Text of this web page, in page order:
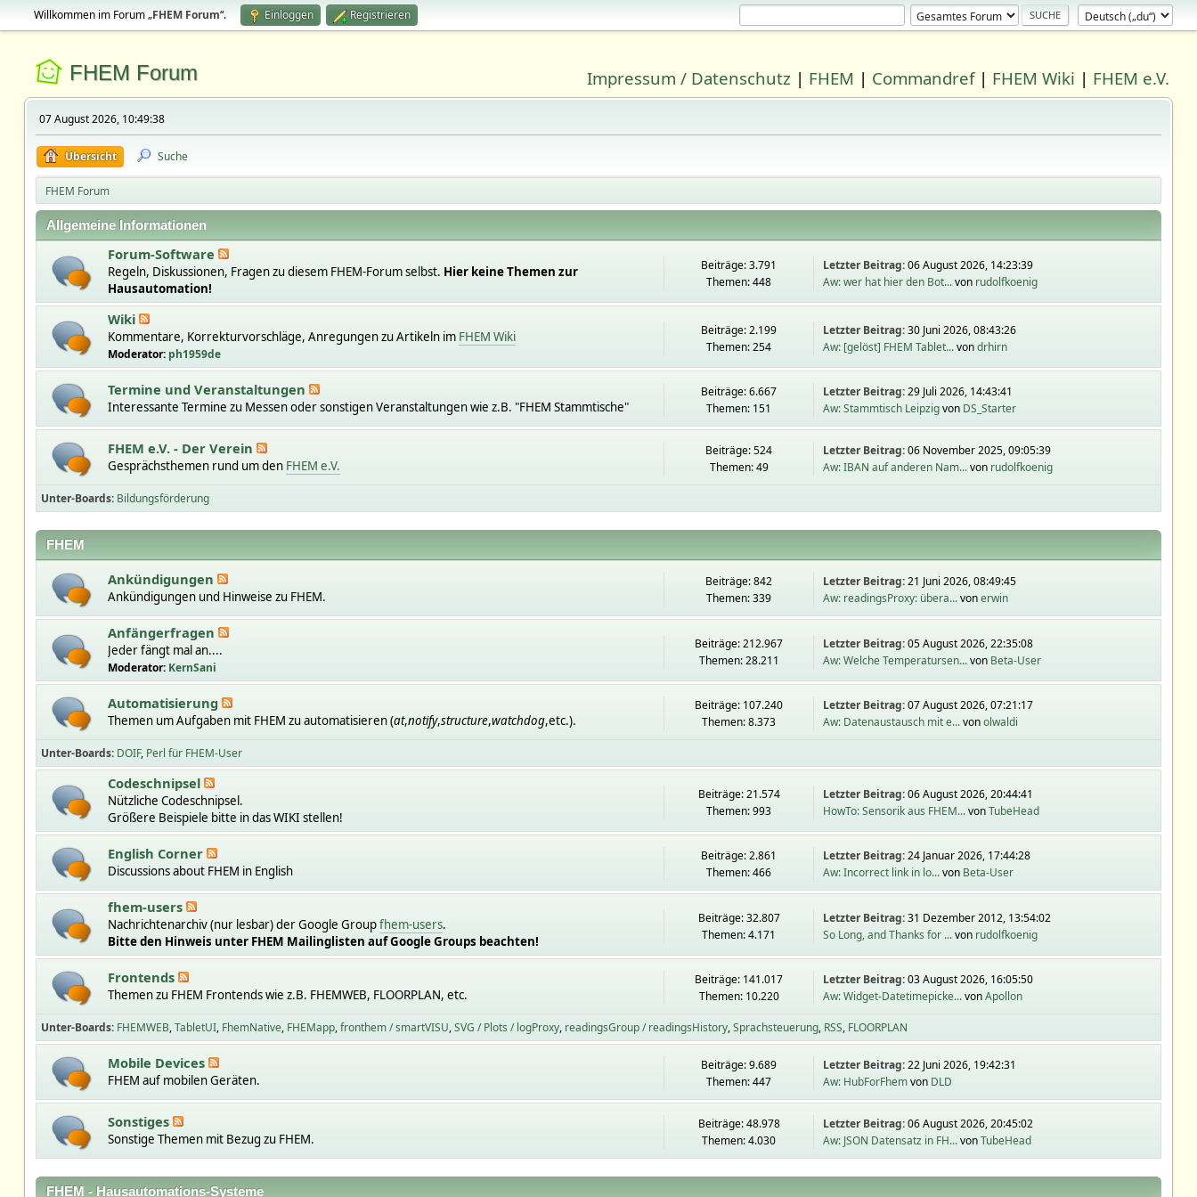
Willkommen im Forum „FHEM Forum“. Einloggen Registrieren
FHEM Forum Impressum / Datenschutz | FHEM | Commandref| FHEM Wiki | FHEM e.V.
07 August 2026, 10:49:38
Übersicht Suche
FHEM Forum
Allgemeine Informationen
Forum-Software
Regeln, Diskussionen, Fragen zu diesem FHEM-Forum selbst. Hier keine Themen zur
Hausautomation!
Beiträge: 3.791
Themen: 448
Letzter Beitrag:06 August 2026, 14:23:39
Aw: wer hat hier den Bot...von rudolfkoenig
Wiki
Kommentare, Korrekturvorschläge, Anregungen zu Artikeln im FHEM Wiki
Moderator: ph1959de
Beiträge: 2.199
Themen: 254
Letzter Beitrag:30 Juni 2026, 08:43:26
Aw: [gelöst] FHEM Tablet...vondrhirn
Termine und Veranstaltungen
Interessante Termine zu Messen oder sonstigen Veranstaltungen wie z.B. "FHEM Stammtische"
Beiträge: 6.667
Themen: 151
Letzter Beitrag:29 Juli 2026, 14:43:41
Aw: Stammtisch Leipzigvon DS_Starter
FHEM e.V. - Der Verein
Gesprächsthemen rund um den FHEM e.V.
Beiträge: 524
Themen: 49
Letzter Beitrag:06 November 2025, 09:05:39
Aw: IBAN auf anderen Nam...von rudolfkoenig
Unter-Boards Bildungsförderung
FHEM
Ankündigungen
Ankündigungen und Hinweise zu FHEM.
Beiträge: 842
Themen: 339
Letzter Beitrag:21 Juni 2026, 08:49:45
Aw: readingsProxy: übera...vonerwin
Anfängerfragen
Jeder fängt mal an....
Moderator: KernSani
Beiträge: 212.967
Themen: 28.211
Letzter Beitrag:05 August 2026, 22:35:08
Aw: Welche Temperatursen...von Beta-User
Automatisierung
Themen um Aufgaben mit FHEM zu automatisieren (at,notify,structure,watchdog,etc.).
Beiträge: 107.240
Themen: 8.373
Letzter Beitrag:07 August 2026, 07:21:17
Aw: Datenaustausch mit e...vonolwaldi
Unter-Boards DOIF Perl für FHEM-User
Codeschnipsel
Nützliche Codeschnipsel.
Größere Beispiele bitte in das WIKI stellen!
Beiträge: 21.574
Themen: 993
Letzter Beitrag:06 August 2026, 20:44:41
HowTo: Sensorik aus FHEM...vonTubeHead
English Corner
Discussions about FHEM in English
Beiträge: 2.861
Themen: 466
Letzter Beitrag:24 Januar 2026, 17:44:28
Aw: Incorrect link in lo...von Beta-User
fhem-users
Nachrichtenarchiv (nur lesbar) der Google Groupfhem-users.
Bitte den Hinweis unter FHEM Mailinglisten auf Google Groups beachten!
Beiträge: 32.807
Themen: 4.171
Letzter Beitrag:31 Dezember 2012, 13:54:02
So Long, and Thanks for ...von rudolfkoenig
Frontends
Themen zu FHEM Frontends wie z.B. FHEMWEB, FLOORPLAN, etc.
Beiträge: 141.017
Themen: 10.220
Letzter Beitrag:03 August 2026, 16:05:50
Aw: Widget-Datetimepicke...vonApollon
Unter-Boards FHEMWEB TabletUI FhemNative FHEMapp fronthem / smartVISU SVG / Plots / logProxy readingsGroup / readingsHistory Sprachsteuerung RSS FLOORPLAN
Mobile Devices
FHEM auf mobilen Geräten.
Beiträge: 9.689
Themen: 447
Letzter Beitrag:22 Juni 2026, 19:42:31
Aw: HubForFhemvon DLD
Sonstiges
Sonstige Themen mit Bezug zu FHEM.
Beiträge: 48.978
Themen: 4.030
Letzter Beitrag:06 August 2026, 20:45:02
Aw: JSON Datensatz in FH...vonTubeHead
FHEM - Hausautomations-Systeme